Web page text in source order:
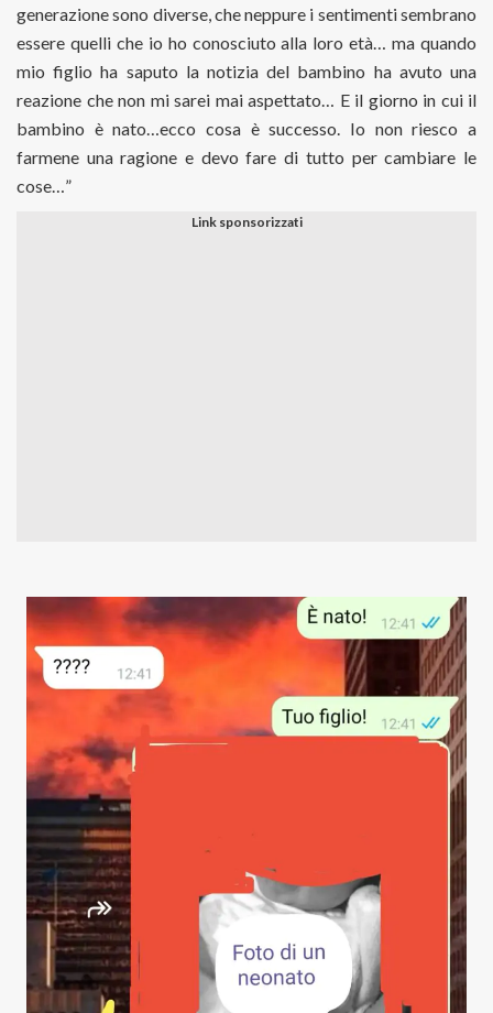
generazione sono diverse, che neppure i sentimenti sembrano
essere quelli che io ho conosciuto alla loro età… ma quando
mio figlio ha saputo la notizia del bambino ha avuto una
reazione che non mi sarei mai aspettato… E il giorno in cui il
bambino è nato…ecco cosa è successo. Io non riesco a
farmene una ragione e devo fare di tutto per cambiare le
cose…”